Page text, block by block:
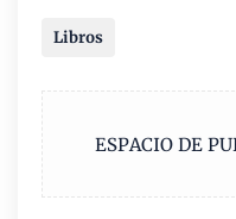
Libros
ESPACIO DE